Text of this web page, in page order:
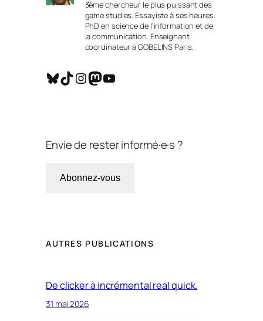
3ème chercheur le plus puissant des
game studies. Essayiste à ses heures.
PhD en science de l’information et de
la communication. Enseignant
coordinateur à GOBELINS Paris.
Bluesky TikTok InstagramMastodon YouTube
Envie de rester informé·e·s ?
Abonnez-vous
AUTRES PUBLICATIONS
De clicker à incrémental real quick.
31 mai 2026